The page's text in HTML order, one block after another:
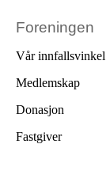
Foreningen
Vår innfallsvinkel
Medlemskap
Donasjon
Fastgiver